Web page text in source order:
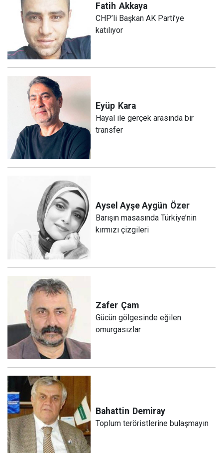
Fatih Akkaya
CHP’li Başkan AK Parti’ye
katılıyor
Eyüp Kara
Hayal ile gerçek arasında bir
transfer
Aysel Ayşe Aygün Özer
Barışın masasında Türkiye’nin
kırmızı çizgileri
Zafer Çam
Gücün gölgesinde eğilen
omurgasızlar
Bahattin Demiray
Toplum teröristlerine bulaşmayın